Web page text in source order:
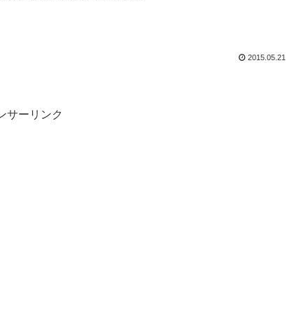
2015.05.21
サーリンク